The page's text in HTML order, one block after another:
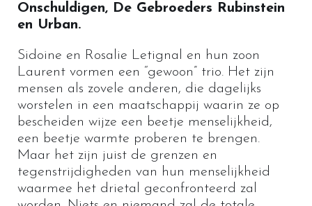
Onschuldigen, De Gebroeders Rubinstein
en Urban.
Sidoine en Rosalie Letignal en hun zoon
Laurent vormen een “gewoon” trio. Het zijn
mensen als zovele anderen, die dagelijks
worstelen in een maatschappij waarin ze op
bescheiden wijze een beetje menselijkheid,
een beetje warmte proberen te brengen.
Maar het zijn juist de grenzen en
tegenstrijdigheden van hun menselijkheid
waarmee het drietal geconfronteerd zal